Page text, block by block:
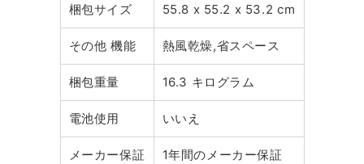
梱包サイズ 55.8 x 55.2 x 53.2 cm
その他 機能 熱風乾燥,省スペース
梱包重量 16.3 キログラム
電池使用 いいえ
メーカー保証 1年間のメーカー保証